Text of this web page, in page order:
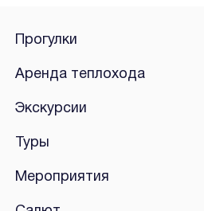
Прогулки
Аренда теплохода
Экскурсии
Туры
Мероприятия